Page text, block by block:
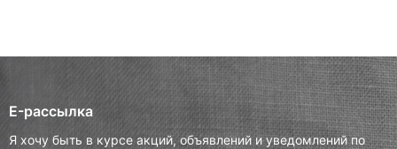
E-рассылка
Я хочу быть в курсе акций, объявлений и уведомлений по